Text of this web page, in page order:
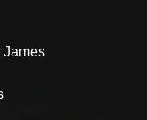
James